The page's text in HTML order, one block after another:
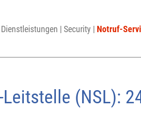
Dienstleistungen | Security | Notruf-
(NSL):